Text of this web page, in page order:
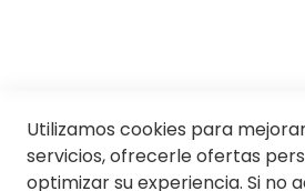
Utilizamos cookies para
servicios, ofrecerle ofertas
optimizar su experiencia. Si no